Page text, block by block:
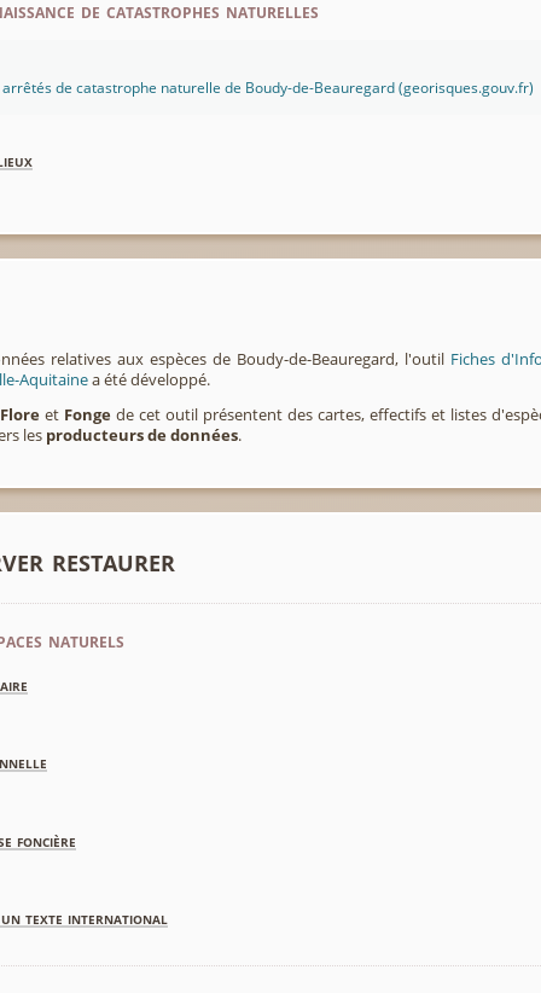
de catastrophes naturelles
de catastrophe naturelle de Boudy-de-Beauregard (georisques.gouv.fr)
relatives aux espèces de Boudy-de-Beauregard, l'outil Fiches
Aquitainea été développé.
Flore et Fonge de cet outil présentent des cartes, effectifs et listes
les producteurs de données.
restaurer
naturels
foncière
texte international